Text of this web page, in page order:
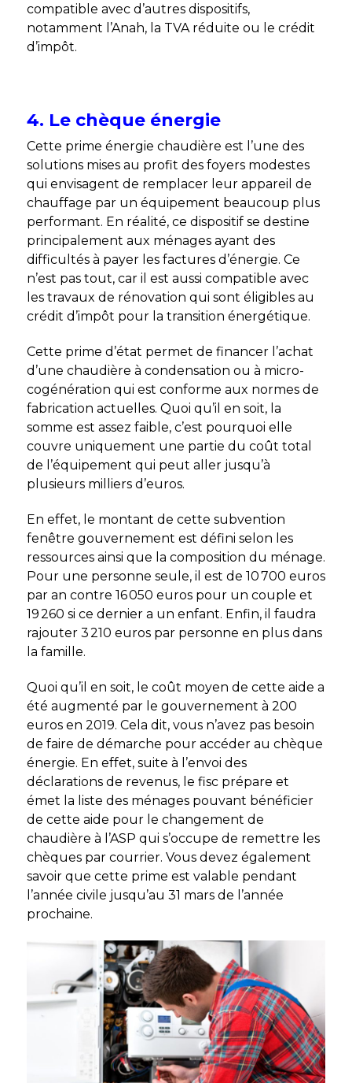
compatible avec d’autres dispositifs,
notamment l’Anah, la TVA réduite ou le crédit
d’impôt.
4. Le chèque énergie
Cette prime énergie chaudière est l’une des
solutions mises au profit des foyers modestes
qui envisagent de remplacer leur appareil de
chauffage par un équipement beaucoup plus
performant. En réalité, ce dispositif se destine
principalement aux ménages ayant des
difficultés à payer les factures d’énergie. Ce
n’est pas tout, car il est aussi compatible avec
les travaux de rénovation qui sont éligibles au
crédit d’impôt pour la transition énergétique.
Cette prime d’état permet de financer l’achat
d’une chaudière à condensation ou à micro-
cogénération qui est conforme aux normes de
fabrication actuelles. Quoi qu’il en soit, la
somme est assez faible, c’est pourquoi elle
couvre uniquement une partie du coût total
de l’équipement qui peut aller jusqu’à
plusieurs milliers d’euros.
En effet, le montant de cette subvention
fenêtre gouvernement est défini selon les
ressources ainsi que la composition du ménage.
Pour une personne seule, il est de 10 700 euros
par an contre 16 050 euros pour un couple et
19 260 si ce dernier a un enfant. Enfin, il faudra
rajouter 3 210 euros par personne en plus dans
la famille.
Quoi qu’il en soit, le coût moyen de cette aide a
été augmenté par le gouvernement à 200
euros en 2019. Cela dit, vous n’avez pas besoin
de faire de démarche pour accéder au chèque
énergie. En effet, suite à l’envoi des
déclarations de revenus, le fisc prépare et
émet la liste des ménages pouvant bénéficier
de cette aide pour le changement de
chaudière à l’ASP qui s’occupe de remettre les
chèques par courrier. Vous devez également
savoir que cette prime est valable pendant
l’année civile jusqu’au 31 mars de l’année
prochaine.